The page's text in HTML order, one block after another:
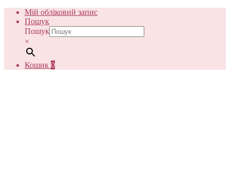
Мій обліковий запис
Пошук
Пошук
×
Кошик 0